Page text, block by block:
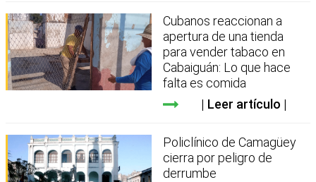
Cubanos reaccionan a
apertura de una tienda
para vender tabaco en
Cabaiguán: Lo que hace
falta es comida
Leer artículo
Policlínico de Camagüey
cierra por peligro de
derrumbe